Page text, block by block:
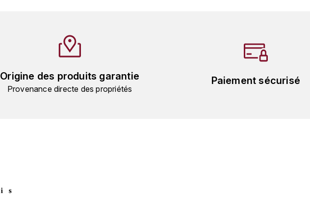
Origine des produits garantie
Provenance directe des propriétés
Paiement sécurisé